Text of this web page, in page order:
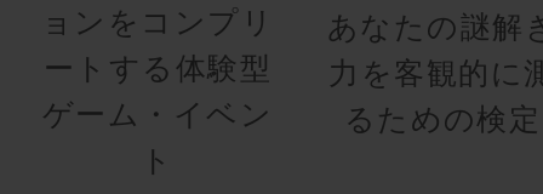
ョンをコンプリ
ートする体験型
ゲーム・イベン
ト
あなたの謎解
力を客観的に
るための検定